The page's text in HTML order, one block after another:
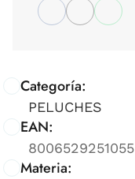
Categoría:
PELUCHES
EAN:
8006529251055
Materia: